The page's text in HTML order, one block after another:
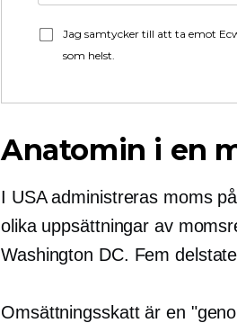
Jag samtycker till att ta emot
som helst.
Anatomin i en
I USA administreras moms
olika uppsättningar av
Washington DC. Fem
Omsättningsskatt är en